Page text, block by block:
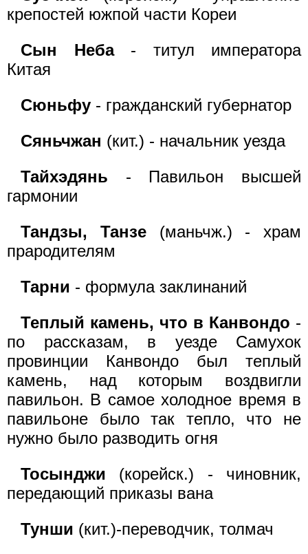
крепостей южпой части Кореи
Сын Неба - титул императора
Китая
Сюньфу - гражданский губернатор
Сяньчжан (кит.) - начальник уезда
Тайхэдянь - Павильон высшей
гармонии
Тандзы, Танзе (маньчж.) - храм
прародителям
Тарни - формула заклинаний
Теплый камень, что в Канвондо -
по рассказам, в уезде Самухок
провинции Канвондо был теплый
камень, над которым воздвигли
павильон. В самое холодное время в
павильоне было так тепло, что не
нужно было разводить огня
Тосынджи (корейск.) - чиновник,
передающий приказы вана
Тунши (кит.)-переводчик, толмач